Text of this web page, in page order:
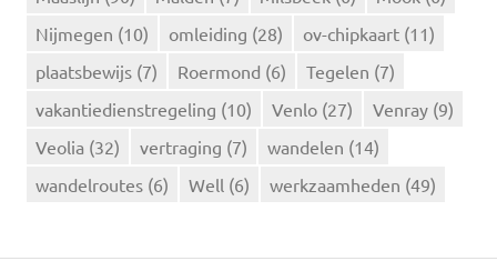
Nijmegen (10) omleiding (28) ov-chipkaart (11)
plaatsbewijs (7) Roermond (6) Tegelen (7)
vakantiedienstregeling (10) Venlo (27) Venray (9)
Veolia (32) vertraging (7) wandelen (14)
wandelroutes (6) Well (6) werkzaamheden (49)